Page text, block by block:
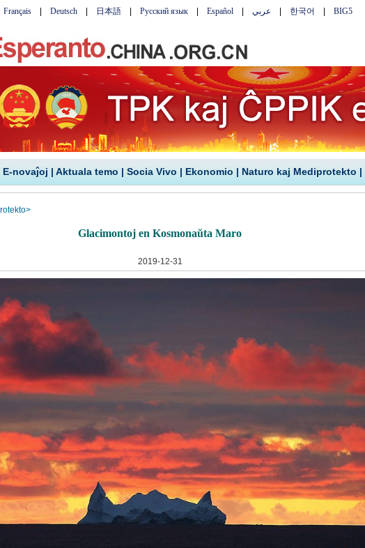
E-novaĵoj | Aktuala temo | Socia Vivo | Ekonomio | Naturo kaj Mediprotekto |
>
Glacimontoj en Kosmonaŭta Maro
2019-12-31